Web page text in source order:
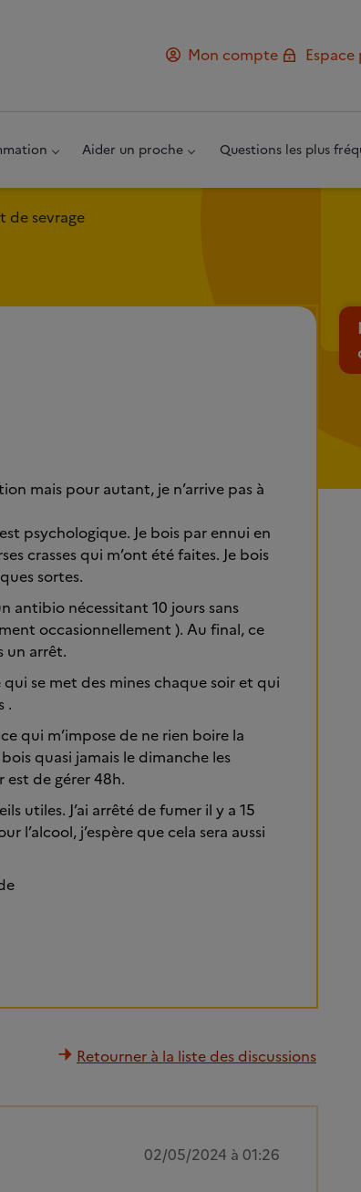
Mon compte
Espace
Aider un proche Questions les plus
de sevrage
mais pour autant, je n’arrive pas à
psychologique. Je bois par ennui en
crasses qui m’ont été faites. Je bois
sortes.
antibio nécessitant 10 jours sans
occasionnellement ). Au final, ce
un arrêt.
se met des mines chaque soir et qui
.
qui m’impose de ne rien boire la
quasi jamais le dimanche les
est de gérer 48h.
utiles. J’ai arrêté de fumer il y a 15
l’alcool, j’espère que cela sera aussi
Retourner à la liste des discussions
02/05/2024 à 01:26